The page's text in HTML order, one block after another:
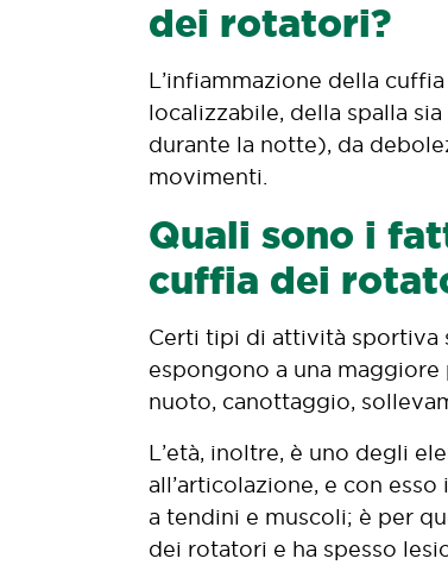
dei rotatori?
L’infiammazione della
localizzabile, della spalla
durante la notte), da
movimenti.
Quali sono i
cuffia dei
Certi tipi di attività sportiva
espongono a una
nuoto, canottaggio,
L’età, inoltre, è uno degli
all’articolazione, e con
a tendini e muscoli; è per
dei rotatori e ha spesso